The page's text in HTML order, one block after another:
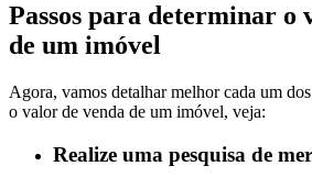
Passos para determinar o
de um imóvel
Agora, vamos detalhar melhor cada um
o valor de venda de um imóvel, veja:
Realize uma pesquisa de